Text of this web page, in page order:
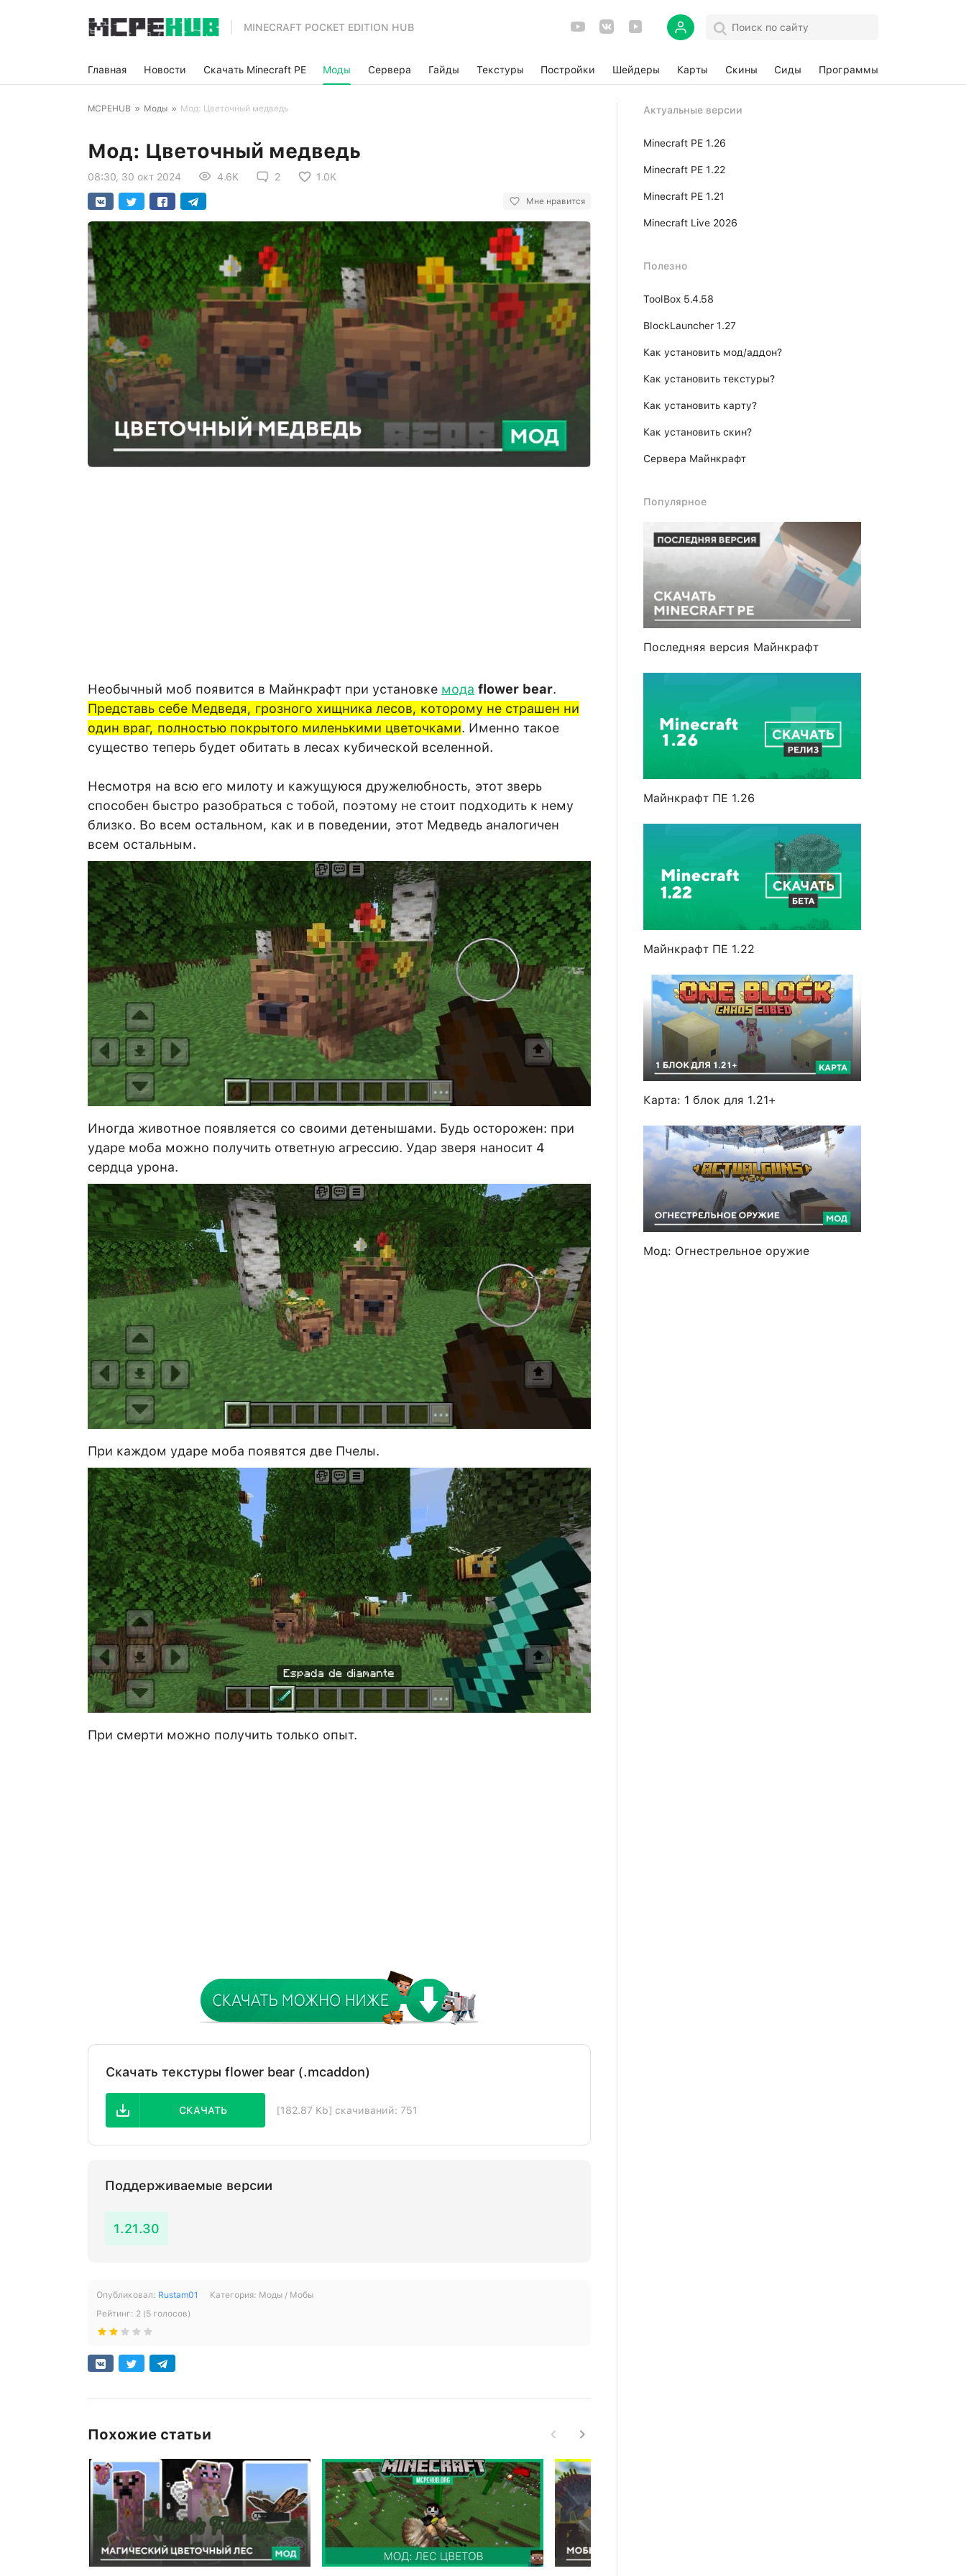
MINECRAFT POCKET EDITION HUB
Главная Новости Скачать Minecraft PE Моды Сервера Гайды Текстуры Постройки Шейдеры Карты Скины Сиды Программы
MCPEHUB » Моды » Мод: Цветочный медведь
Мод: Цветочный медведь
08:30, 30 окт 2024 4.6K 2 1.0K
Мне нравится
Необычный моб появится в Майнкрафт при установке мода flower bear.
Представь себе Медведя, грозного хищника лесов, которому не страшен ни
один враг, полностью покрытого миленькими цветочками. Именно такое
существо теперь будет обитать в лесах кубической вселенной.
Несмотря на всю его милоту и кажущуюся дружелюбность, этот зверь
способен быстро разобраться с тобой, поэтому не стоит подходить к нему
близко. Во всем остальном, как и в поведении, этот Медведь аналогичен
всем остальным.
Иногда животное появляется со своими детенышами. Будь осторожен: при
ударе моба можно получить ответную агрессию. Удар зверя наносит 4
сердца урона.
При каждом ударе моба появятся две Пчелы.
При смерти можно получить только опыт.
Скачать текстуры flower bear (.mcaddon)
СКАЧАТЬ [182.87 Kb] скачиваний: 751
Поддерживаемые версии
1.21.30
Опубликовал: Rustam01 Категория: Моды / Мобы
Рейтинг: 2 (5 голосов)
Похожие статьи
Актуальные версии
Minecraft PE 1.26
Minecraft PE 1.22
Minecraft PE 1.21
Minecraft Live 2026
Полезно
ToolBox 5.4.58
BlockLauncher 1.27
Как установить мод/аддон?
Как установить текстуры?
Как установить карту?
Как установить скин?
Сервера Майнкрафт
Популярное
Последняя версия Майнкрафт
Майнкрафт ПЕ 1.26
Майнкрафт ПЕ 1.22
Карта: 1 блок для 1.21+
Мод: Огнестрельное оружие